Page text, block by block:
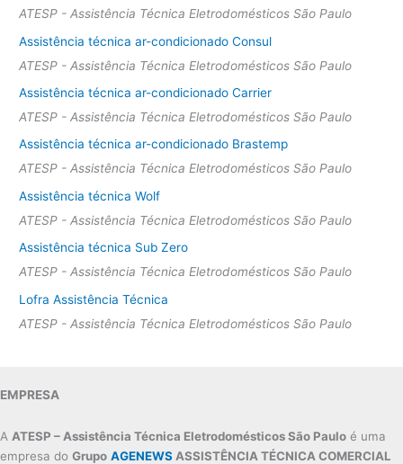
ATESP - Assistência Técnica Eletrodomésticos São Paulo
Assistência técnica ar-condicionado Consul
ATESP - Assistência Técnica Eletrodomésticos São Paulo
Assistência técnica ar-condicionado Carrier
ATESP - Assistência Técnica Eletrodomésticos São Paulo
Assistência técnica ar-condicionado Brastemp
ATESP - Assistência Técnica Eletrodomésticos São Paulo
Assistência técnica Wolf
ATESP - Assistência Técnica Eletrodomésticos São Paulo
Assistência técnica Sub Zero
ATESP - Assistência Técnica Eletrodomésticos São Paulo
Lofra Assistência Técnica
ATESP - Assistência Técnica Eletrodomésticos São Paulo
EMPRESA
A ATESP – Assistência Técnica Eletrodomésticos São Paulo é uma
empresa do Grupo AGENEWS ASSISTÊNCIA TÉCNICA COMERCIAL